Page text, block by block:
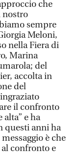
che
nostro
sempre
Meloni,
nella Fiera di
Marina
del
accolta in
del
il confronto
e ha
questi anni ha
è che
confronto e